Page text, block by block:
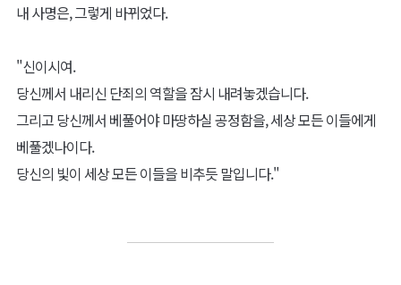
내 사명은, 그렇게 바뀌었다.
"신이시여.
당신께서 내리신 단죄의 역할을 잠시 내려놓겠습니다.
그리고 당신께서 베풀어야 마땅하실 공정함을, 세상 모든 이들에게
베풀겠나이다.
당신의 빛이 세상 모든 이들을 비추듯 말입니다."